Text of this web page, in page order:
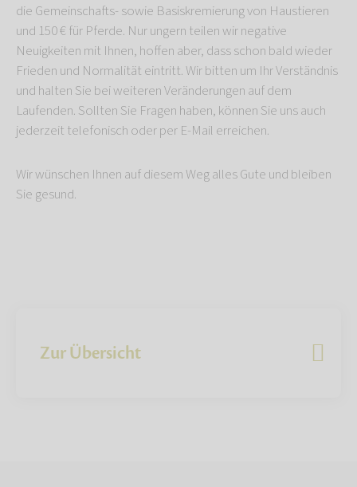
die Gemeinschafts- sowie Basiskremierung von Haustieren
und 150 € für Pferde. Nur ungern teilen wir negative
Neuigkeiten mit Ihnen, hoffen aber, dass schon bald wieder
Frieden und Normalität eintritt. Wir bitten um Ihr Verständnis
und halten Sie bei weiteren Veränderungen auf dem
Laufenden. Sollten Sie Fragen haben, können Sie uns auch
jederzeit telefonisch oder per E-Mail erreichen.
Wir wünschen Ihnen auf diesem Weg alles Gute und bleiben
Sie gesund.
Zur Übersicht